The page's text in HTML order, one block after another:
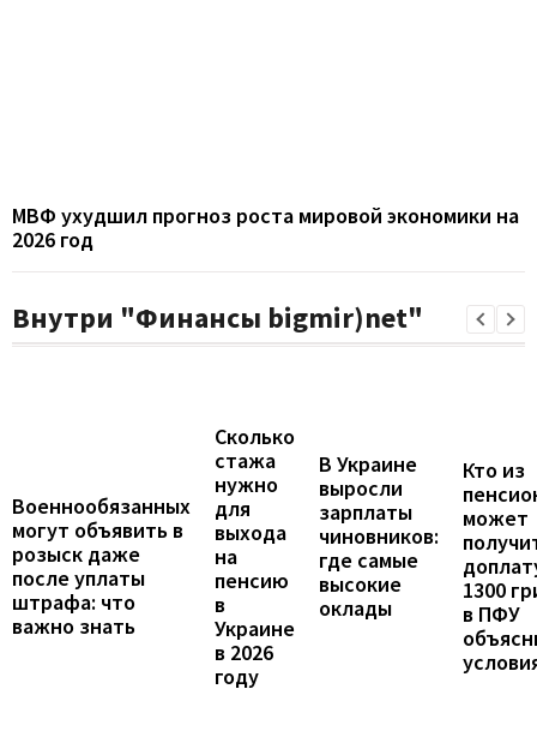
МВФ ухудшил прогноз роста мировой экономики на
2026 год
Внутри "Финансы bigmir)net"
Военнообязанных
могут объявить в
розыск даже
после уплаты
штрафа: что
важно знать
Сколько
стажа
нужно
для
выхода
на
пенсию
в
Украине
в 2026
году
В Украине
выросли
зарплаты
чиновников:
где самые
высокие
оклады
Кто из
может
1300
в ПФУ